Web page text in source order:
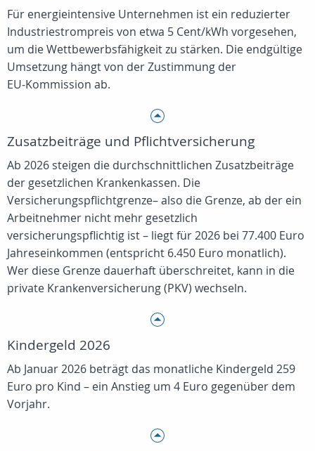
Für energieintensive Unternehmen ist ein reduzierter
Industriestrompreis von etwa 5 Cent/kWh vorgesehen,
um die Wettbewerbsfähigkeit zu stärken. Die endgültige
Umsetzung hängt von der Zustimmung der
EU‑Kommission ab.
Zusatzbeiträge und Pflichtversicherung
Ab 2026 steigen die durchschnittlichen Zusatzbeiträge
der gesetzlichen Krankenkassen. Die
Versicherungspflichtgrenze– also die Grenze, ab der ein
Arbeitnehmer nicht mehr gesetzlich
versicherungspflichtig ist – liegt für 2026 bei 77.400 Euro
Jahreseinkommen (entspricht 6.450 Euro monatlich).
Wer diese Grenze dauerhaft überschreitet, kann in die
private Krankenversicherung (PKV) wechseln.
Kindergeld 2026
Ab Januar 2026 beträgt das monatliche Kindergeld 259
Euro pro Kind – ein Anstieg um 4 Euro gegenüber dem
Vorjahr.